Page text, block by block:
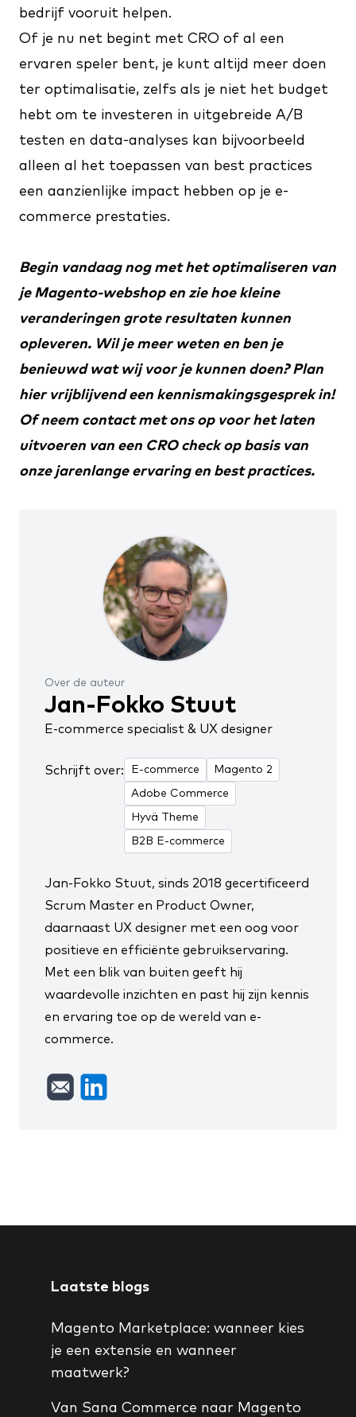
bedrijf vooruit helpen.
Of je nu net begint met CRO of al een
ervaren speler bent, je kunt altijd meer doen
ter optimalisatie, zelfs als je niet het budget
hebt om te investeren in uitgebreide A/B
testen en data-analyses kan bijvoorbeeld
alleen al het toepassen van best practices
een aanzienlijke impact hebben op je e-
commerce prestaties.
Begin vandaag nog met het optimaliseren van
je Magento-webshop en zie hoe kleine
veranderingen grote resultaten kunnen
opleveren. Wil je meer weten en ben je
benieuwd wat wij voor je kunnen doen? Plan
hiervrijblijvend een kennismakingsgesprek in!
Of neem contactmet ons op voor het laten
uitvoeren van een CRO check op basis van
onze jarenlange ervaring en best practices.
Over de auteur
Jan-Fokko Stuut
E-commerce specialist & UX designer
Schrijft over: E-commerce Magento 2
Adobe Commerce
Hyvä Theme
B2B E-commerce
Jan-Fokko Stuut, sinds 2018 gecertificeerd
Scrum Master en Product Owner,
daarnaast UX designer met een oog voor
positieve en efficiënte gebruikservaring.
Met een blik van buiten geeft hij
waardevolle inzichten en past hij zijn kennis
en ervaring toe op de wereld van e-
commerce.
Laatste blogs
Magento Marketplace: wanneer kies
je een extensie en wanneer
maatwerk?
Van Sana Commerce naar Magento